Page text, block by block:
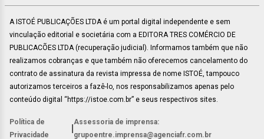
A ISTOÉ PUBLICAÇÕES LTDA é um portal digital independente e sem
vinculação editorial e societária com a EDITORA TRES COMÉRCIO DE
PUBLICACÕES LTDA (recuperação judicial). Informamos também que não
realizamos cobranças e que também não oferecemos cancelamento do
contrato de assinatura da revista impressa de nome ISTOÉ, tampouco
autorizamos terceiros a fazê-lo, nos responsabilizamos apenas pelo
conteúdo digital “https://istoe.com.br” e seus respectivos sites.
Política de
Privacidade
Assessoria de imprensa:
grupoentre.imprensa@agenciafr.com.br